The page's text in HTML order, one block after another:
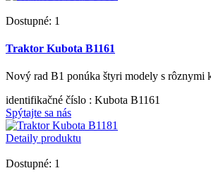
Dostupné: 1
Traktor Kubota B1161
Nový rad B1 ponúka štyri modely s
identifikačné číslo : Kubota B1161
Spýtajte sa nás
Detaily produktu
Dostupné: 1